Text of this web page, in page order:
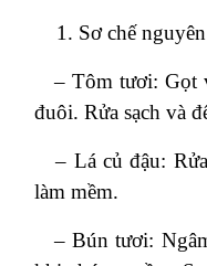
Sơ chế
– Tôm tươi: Gọt
đuôi. Rửa sạch và
– Lá củ đậu:
làm mềm.
– Bún tươi: